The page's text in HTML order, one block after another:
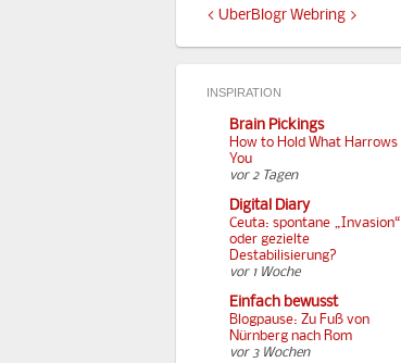
< UberBlogr Webring >
INSPIRATION
Brain Pickings
How to Hold What Harrows
You
vor 2 Tagen
Digital Diary
Ceuta: spontane „Invasion“
oder gezielte
Destabilisierung?
vor 1 Woche
Einfach bewusst
Blogpause: Zu Fuß von
Nürnberg nach Rom
vor 3 Wochen